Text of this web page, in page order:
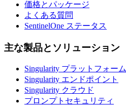
価格とパッケージ
よくある質問
SentinelOne ステータス
主な製品とソリューション
Singularity プラットフォーム
Singularity エンドポイント
Singularity クラウド
プロンプトセキュリティ